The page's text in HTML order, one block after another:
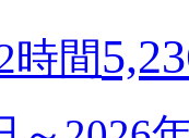
時間